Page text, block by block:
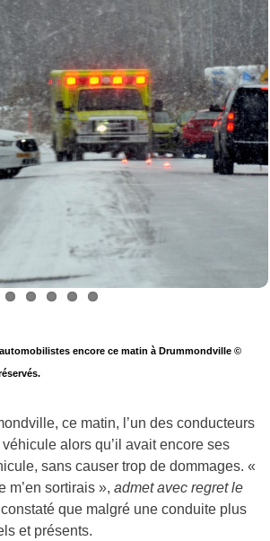
encore ce matin à Drummondville ©
ce matin, l’un des conducteurs
alors qu’il avait encore ses
sans causer trop de dommages. «
m’en sortirais », admet avec regret le
que malgré une conduite plus
et présents.